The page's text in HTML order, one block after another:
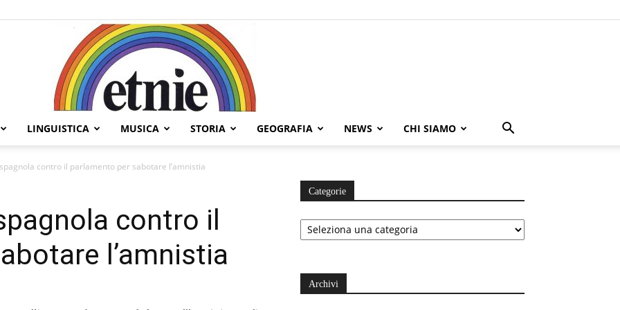
LINGUISTICA MUSICA STORIA GEOGRAFIA NEWS CHI SIAMO
contro il parlamento per sabotare l’amnistia
contro il
l’amnistia
Categorie
Categorie
Archivi